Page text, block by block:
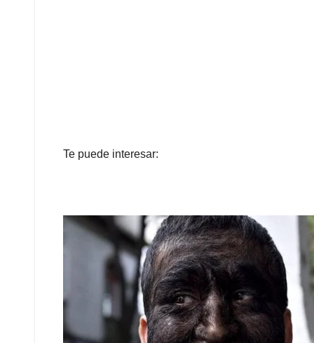
Te puede interesar: